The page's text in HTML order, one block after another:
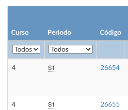
Curso Periodo Código
4 S1 26654
4 S1 26655